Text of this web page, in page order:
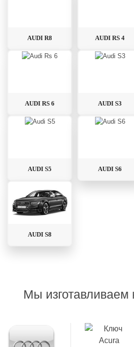
AUDI R8 AUDI RS 4
AUDI RS 6 AUDI S3
AUDI S5 AUDI S6
AUDI S8
Мы изготавливаем